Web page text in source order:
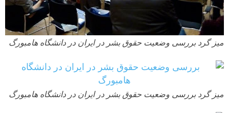
میز گرد بررسی وضعیت حقوق بشر در ایران در دانشگاه هامبورگ
میز گرد بررسی وضعیت حقوق بشر در ایران در دانشگاه هامبورگ